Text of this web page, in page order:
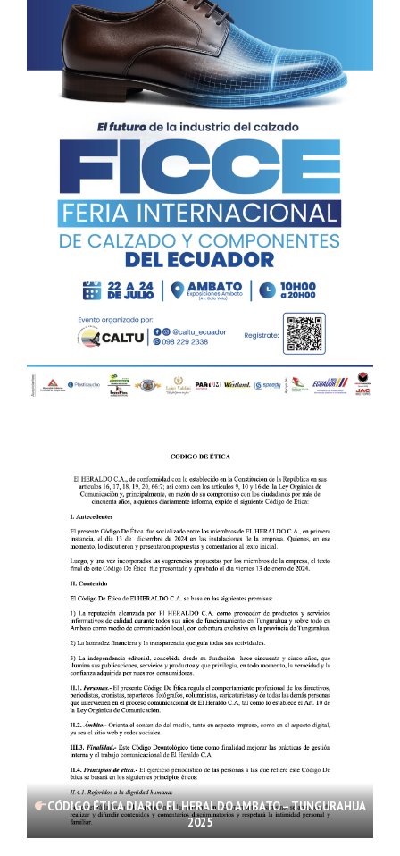
CÓDIGO ÉTICA DIARIO EL HERALDO AMBATO – TUNGURAHUA
2025